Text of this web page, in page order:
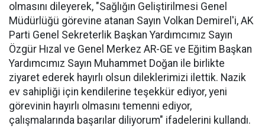
olmasını dileyerek, "Sağlığın Geliştirilmesi Genel
Müdürlüğü görevine atanan Sayın Volkan Demirel'i, AK
Parti Genel Sekreterlik Başkan Yardımcımız Sayın
Özgür Hızal ve Genel Merkez AR-GE ve Eğitim Başkan
Yardımcımız Sayın Muhammet Doğan ile birlikte
ziyaret ederek hayırlı olsun dileklerimizi ilettik. Nazik
ev sahipliği için kendilerine teşekkür ediyor, yeni
görevinin hayırlı olmasını temenni ediyor,
çalışmalarında başarılar diliyorum" ifadelerini kullandı.